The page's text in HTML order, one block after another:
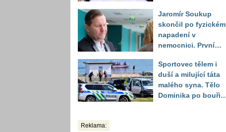
Jaromír Soukup
skončil po fyzickém
napadení v
nemocnici. První
Sportovec tělem i
duší a milující táta
malého syna. Tělo
Dominika po bouři
Reklama: